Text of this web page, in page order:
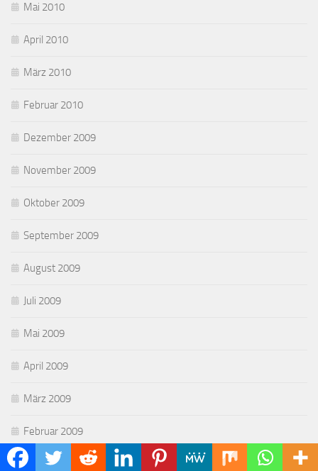
Mai 2010
April 2010
März 2010
Februar 2010
Dezember 2009
November 2009
Oktober 2009
September 2009
August 2009
Juli 2009
Mai 2009
April 2009
März 2009
Februar 2009
Januar 2009